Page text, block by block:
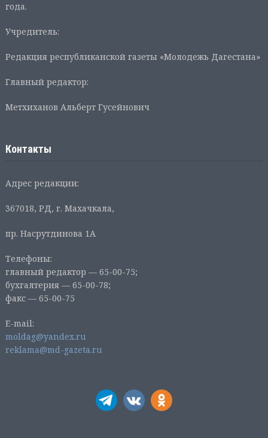
года.
Учредитель:
Редакция республиканской газеты «Молодежь Дагестана»
Главный редактор:
Метхиханов Альберт Гусейнович
Контакты
Адрес редакции:
367018, РД, г. Махачкала,
пр. Насрутдинова 1А
Телефоны:
главный редактор — 65-00-75;
бухгалтерия — 65-00-78;
факс — 65-00-75
E-mail:
moldag@yandex.ru
reklama@md-gazeta.ru